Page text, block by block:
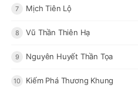
7 Mịch Tiên Lộ
8 Vũ Thần Thiên Hạ
9 Nguyên Huyết Thần Tọa
10 Kiếm Phá Thương Khung